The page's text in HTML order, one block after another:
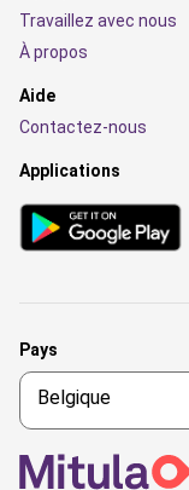
Travaillez avec nous
À propos
Aide
Contactez-nous
Applications
Pays